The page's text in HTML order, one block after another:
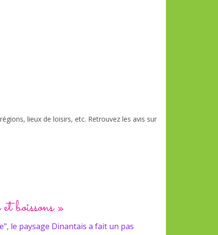
lieux de loisirs, etc. Retrouvez les avis sur
boissons »
le paysage Dinantais a fait un pas